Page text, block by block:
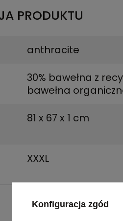
PRODUKTU
anthracite
30% bawełna z
bawełna
81 x 67 x 1 cm
XXXL
Konfiguracja zgód